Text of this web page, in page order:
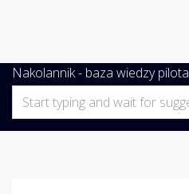
Nakolannik - baza wiedzy pilota